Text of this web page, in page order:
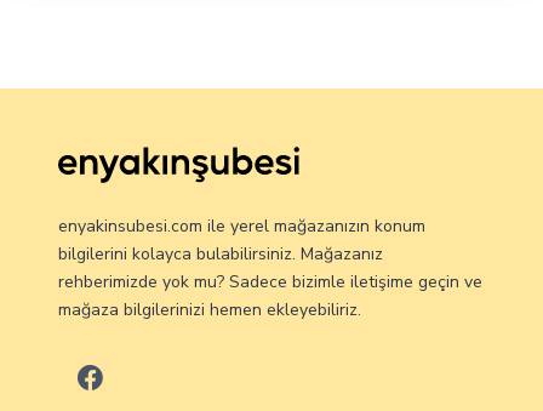
enyakinsubesi.com ile yerel mağazanızın konum
bilgilerini kolayca bulabilirsiniz. Mağazanız
rehberimizde yok mu? Sadece bizimle iletişime geçin ve
mağaza bilgilerinizi hemen ekleyebiliriz.